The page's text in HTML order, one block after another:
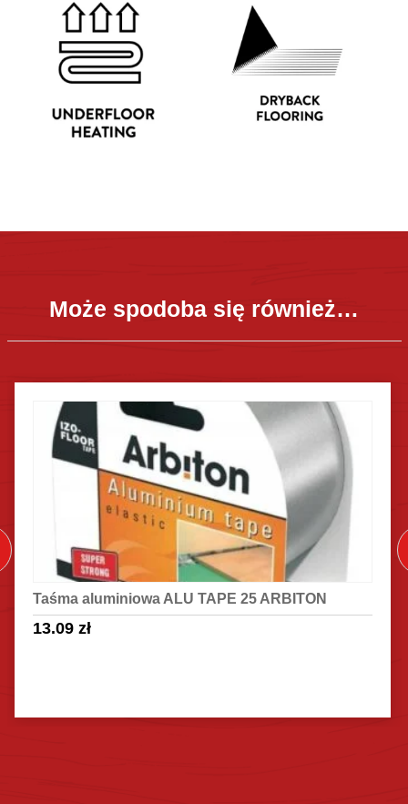
Może spodoba się również…
Taśma aluminiowa ALU TAPE 25 ARBITON
13.09zł